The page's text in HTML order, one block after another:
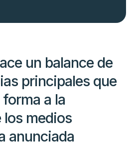
un balance de
principales que
a la
los medios
anunciada